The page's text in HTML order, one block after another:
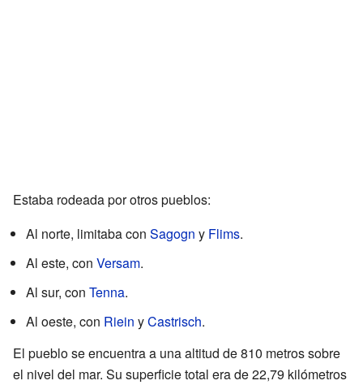
Estaba rodeada por otros pueblos:
Al norte, limitaba con Sagogn y Flims.
Al este, con Versam.
Al sur, con Tenna.
Al oeste, con Riein yCastrisch.
El pueblo se encuentra a una altitud de 810 metros sobre
el nivel del mar. Su superficie total era de 22,79 kilómetros